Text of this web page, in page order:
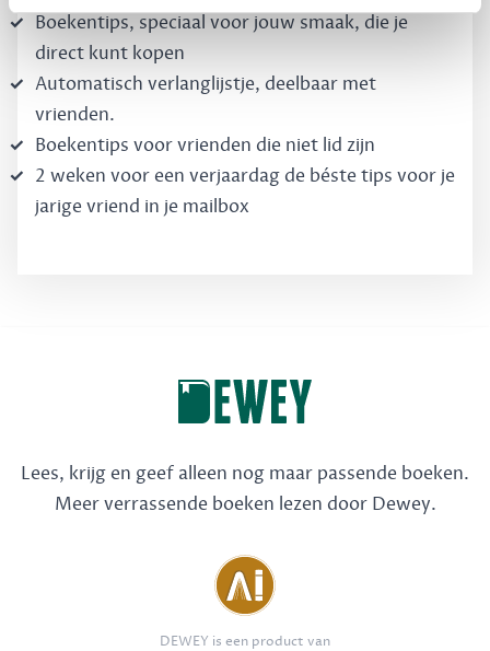
Boekentips, speciaal voor jouw smaak, die je
direct kunt kopen
Automatisch verlanglijstje, deelbaar met
vrienden.
Boekentips voor vrienden die niet lid zijn
2 weken voor een verjaardag de béste tips voor je
jarige vriend in je mailbox
Lees, krijg en geef alleen nog maar passende boeken.
Meer verrassende boeken lezen door Dewey.
DEWEY is een product van